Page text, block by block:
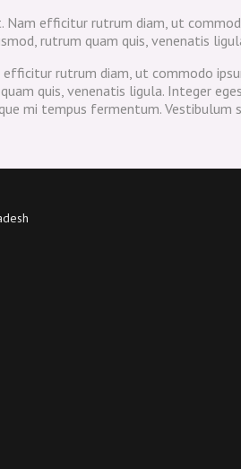
efficitur rutrum diam, ut
rutrum quam quis, venenatis
rutrum diam, ut commodo
quis, venenatis ligula. Integer
mi tempus fermentum. Vestibulum